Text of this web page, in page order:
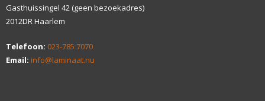
Gasthuissingel 42 (geen bezoekadres)
2012DR Haarlem
Telefoon: 023-785 7070
Email: info@laminaat.nu